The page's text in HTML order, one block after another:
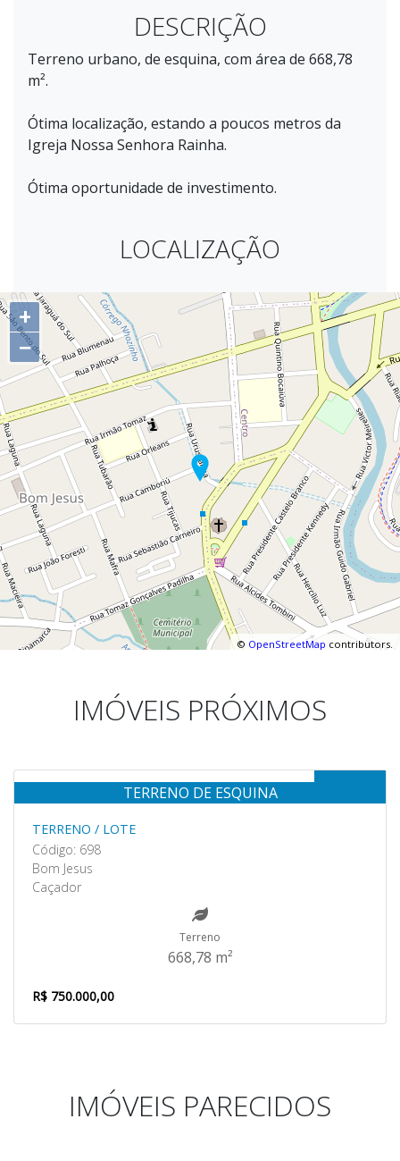
DESCRIÇÃO
Terreno urbano, de esquina, com área de 668,78
m².
Ótima localização, estando a poucos metros da
Igreja Nossa Senhora Rainha.
Ótima oportunidade de investimento.
LOCALIZAÇÃO
+
−
© OpenStreetMap contributors.
IMÓVEIS PRÓXIMOS
TERRENO DE ESQUINA
TERRENO / LOTE
Código: 698
Bom Jesus
Caçador
Terreno
668,78 m²
R$ 750.000,00
IMÓVEIS PARECIDOS